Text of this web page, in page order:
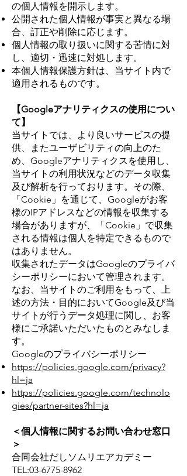
の個人情報を開示します。
公開された個人情報が事実と異なる場
合、訂正や削除に応じます。
個人情報の取り扱いに関する苦情に対
し、適切・迅速に対処します。
本個人情報保護方針は、当サイト内で
適用されるものです。
【Googleアナリティクスの使用につい
て】
当サイトでは、より良いサービスの提
供、またユーザビリティの向上のた
め、Googleアナリティクスを使用し、
当サイトの利用状況などのデータ収集
及び解析を行っております。その際、
「Cookie」を通じて、Googleがお客
様のIPアドレスなどの情報を収集する
場合がありますが、「Cookie」で収集
される情報は個人を特定できるもので
はありません。
収集されたデータはGoogleのプライバ
シーポリシーにおいて管理されます。
なお、当サイトのご利用をもって、上
述の方法・目的においてGoogle及び当
サイトが行うデータ処理に関し、お客
様にご承諾いただいたものとみなしま
す。
Googleのプライバシーポリシー
https://policies.google.com/privacy?
hl=ja
https://policies.google.com/technolo
gies/partner-sites?hl=ja
＜個人情報に関するお問い合わせ窓口
＞
合同会社だしソムリエアカデミー
TEL:03-6775-8962